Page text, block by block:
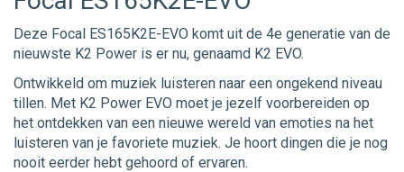
Deze Focal ES165K2E-EVO komt uit de 4e generatie van de
nieuwste K2 Power is er nu, genaamd K2 EVO.
Ontwikkeld om muziek luisteren naar een ongekend niveau
tillen. Met K2 Power EVO moet je jezelf voorbereiden op
het ontdekken van een nieuwe wereld van emoties na het
luisteren van je favoriete muziek. Je hoort dingen die je nog
nooit eerder hebt gehoord of ervaren.